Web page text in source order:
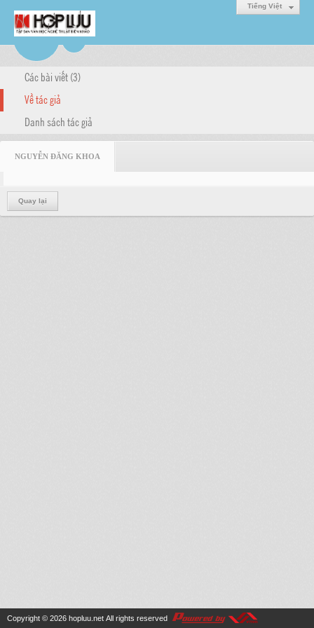
Tiếng Việt
Các bài viết (3)
Về tác giả
Danh sách tác giả
NGUYỄN ĐĂNG KHOA
Quay lại
Copyright © 2026 hopluu.net All rights reserved